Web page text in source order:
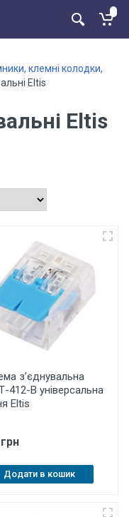
клемні колодки,
Eltis
Eltis
з’єднувальна
412-B універсальна
Eltis
Додати в кошик